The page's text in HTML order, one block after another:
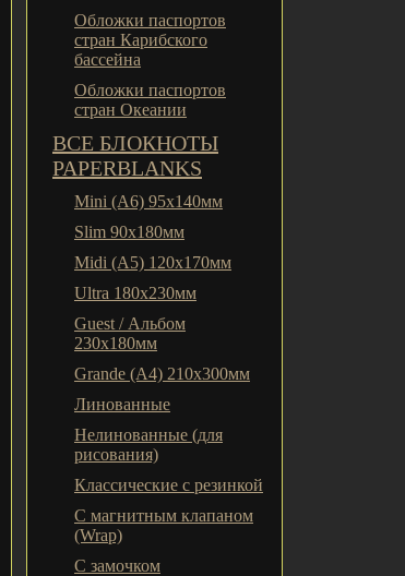
Обложки паспортов
стран Карибского
бассейна
Обложки паспортов
стран Океании
ВСЕ БЛОКНОТЫ
PAPERBLANKS
Mini (A6) 95х140мм
Slim 90x180мм
Midi (A5) 120х170мм
Ultra 180x230мм
Guest / Альбом
230x180мм
Grande (A4) 210x300мм
Линованные
Нелинованные (для
рисования)
Классические с резинкой
С магнитным клапаном
(Wrap)
С замочком